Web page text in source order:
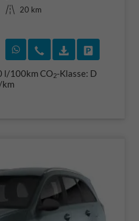
Kilometerstand
20 km
Rückruf vereinbaren
Wir rufen Sie an
l/100kmCO2-Klasse: D
km